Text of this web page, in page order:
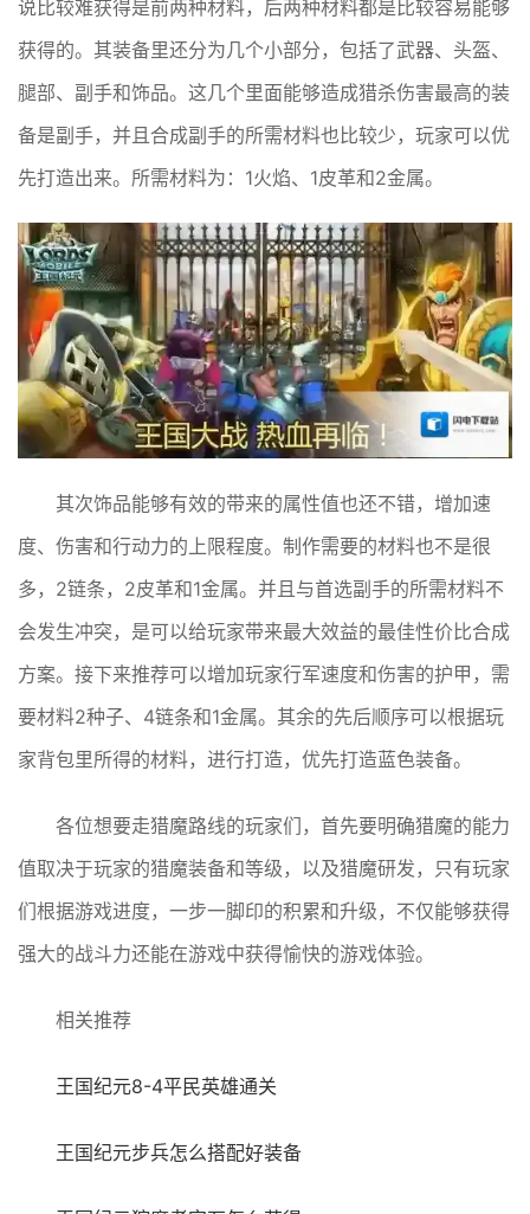
说比较难获得是前两种材料，后两种材料都是比较容易能够
获得的。其装备里还分为几个小部分，包括了武器、头盔、
腿部、副手和饰品。这几个里面能够造成猎杀伤害最高的装
备是副手，并且合成副手的所需材料也比较少，玩家可以优
先打造出来。所需材料为：1火焰、1皮革和2金属。
其次饰品能够有效的带来的属性值也还不错，增加速
度、伤害和行动力的上限程度。制作需要的材料也不是很
多，2链条，2皮革和1金属。并且与首选副手的所需材料不
会发生冲突，是可以给玩家带来最大效益的最佳性价比合成
方案。接下来推荐可以增加玩家行军速度和伤害的护甲，需
要材料2种子、4链条和1金属。其余的先后顺序可以根据玩
家背包里所得的材料，进行打造，优先打造蓝色装备。
各位想要走猎魔路线的玩家们，首先要明确猎魔的能力
值取决于玩家的猎魔装备和等级，以及猎魔研发，只有玩家
们根据游戏进度，一步一脚印的积累和升级，不仅能够获得
强大的战斗力还能在游戏中获得愉快的游戏体验。
相关推荐
王国纪元8-4平民英雄通关
王国纪元步兵怎么搭配好装备